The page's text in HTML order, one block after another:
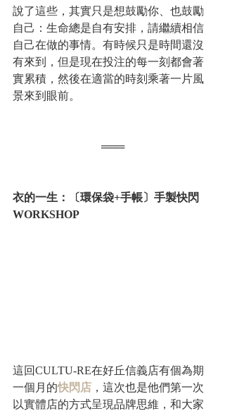
說了這些，其實只是想鼓勵你、也鼓勵
自己：生命總是自有安排，請繼續相信
自己在做的事情。有時候只是時間還沒
有來到，但是現在投注的每一刻都會著
實累積，然後在適當的時刻乘著一片風
景來到眼前。
═══
衣的一生：〔環保袋+手帳〕手製快閃
WORKSHOP
這回CULTU-RE在好丘信義店有個為期
一個月的快閃店 ，這次也是他們第一次
以實體店的方式呈現品牌思維，和大家